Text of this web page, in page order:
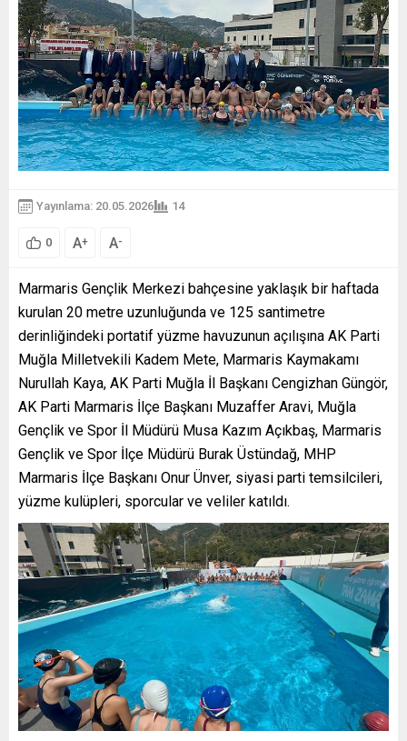
Yayınlama: 20.05.2026 14
0 A+ A-
Marmaris Gençlik Merkezi bahçesine yaklaşık bir haftada
kurulan 20 metre uzunluğunda ve 125 santimetre
derinliğindeki portatif yüzme havuzunun açılışına AK Parti
Muğla Milletvekili Kadem Mete, Marmaris Kaymakamı
Nurullah Kaya, AK Parti Muğla İl Başkanı Cengizhan Güngör,
AK Parti Marmaris İlçe Başkanı Muzaffer Aravi, Muğla
Gençlik ve Spor İl Müdürü Musa Kazım Açıkbaş, Marmaris
Gençlik ve Spor İlçe Müdürü Burak Üstündağ, MHP
Marmaris İlçe Başkanı Onur Ünver, siyasi parti temsilcileri,
yüzme kulüpleri, sporcular ve veliler katıldı.